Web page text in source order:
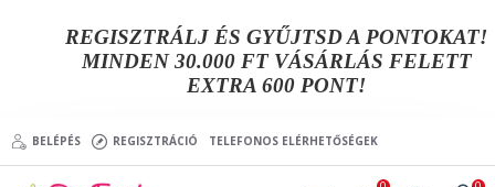
REGISZTRÁLJ ÉS GYŰJTSD A PONTOKAT!
MINDEN 30.000 FT VÁSÁRLÁS FELETT
EXTRA 600 PONT!
BELÉPÉS REGISZTRÁCIÓ TELEFONOS ELÉRHETŐSÉGEK